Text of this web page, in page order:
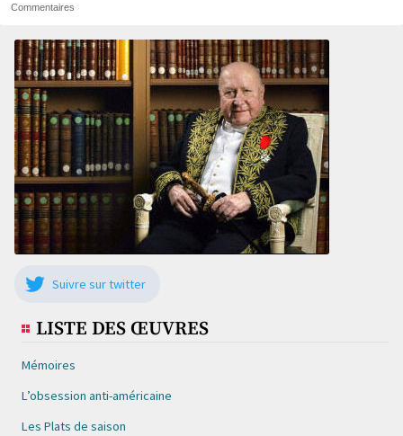
Commentaires
Suivre sur twitter
LISTE DES ŒUVRES
Mémoires
L’obsession anti-américaine
Les Plats de saison